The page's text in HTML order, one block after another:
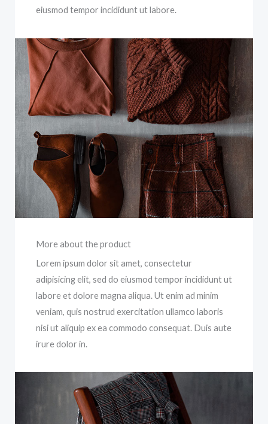
eiusmod tempor incididunt ut labore.
More about the product
Lorem ipsum dolor sit amet, consectetur
adipisicing elit, sed do eiusmod tempor incididunt ut
labore et dolore magna aliqua. Ut enim ad minim
veniam, quis nostrud exercitation ullamco laboris
nisi ut aliquip ex ea commodo consequat. Duis aute
irure dolor in.